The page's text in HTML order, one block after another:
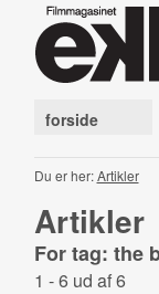
forside
Du er her:Artikler
Artikler
For tag: the
1 - 6 ud af 6